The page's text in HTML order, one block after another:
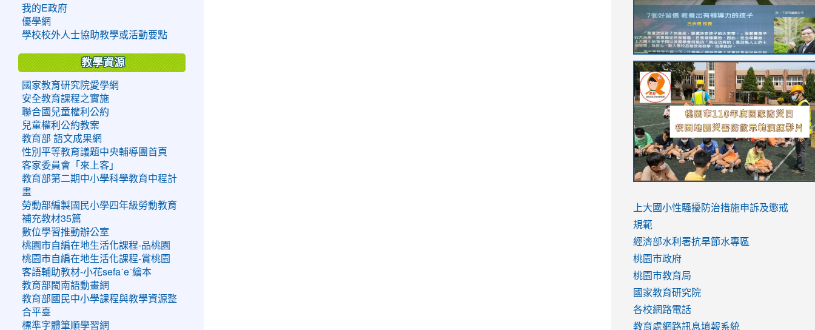
我的E政府
優學網
學校校外人士協助教學或活動要點
教學資源
國家教育研究院愛學網
安全教育課程之實施
聯合國兒童權利公約
兒童權利公約教案
教育部 語文成果網
性別平等教育議題中央輔導團首頁
客家委員會「來上客」
教育部第二期中小學科學教育中程計
畫
勞動部編製國民小學四年級勞動教育
補充教材35篇
數位學習推動辦公室
桃園市自編在地生活化課程-品桃園
桃園市自編在地生活化課程-賞桃園
客語輔助教材-小花sefaˊeˋ繪本
教育部閩南語動畫網
教育部國民中小學課程與教學資源整
合平臺
標準字體筆順學習網
link
to
https://sites.google.com/stes.tyc.edu.tw/
link
to
https://drive.google.com/file/d/
usp=sharing
link
to
https://youtu.be/jJOMVWY3-
8M
link
to
https://drive.google.com/file/d/
usp=sharing
to
https://www.youtube.com/watch?
v=hC_gdZndU9s
to
https://www.youtube.com/watch?
v=hC_gdZndU9s
link
to
https://www.youtube.com/watch?
v=mfpNykQ0g4M
上大國小性騷擾防治措施申訴及懲戒
規範
經濟部水利署抗旱節水專區
桃園市政府
桃園市教育局
國家教育研究院
各校網路電話
教育處網路訊息填報系統